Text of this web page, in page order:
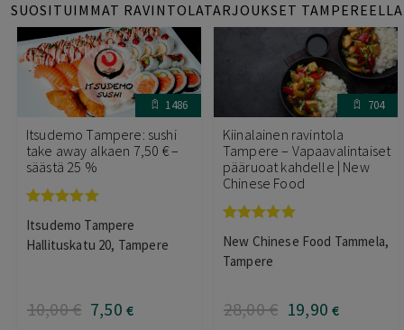
SUOSITUIMMAT RAVINTOLATARJOUKSET TAMPEREELLA
1486
Itsudemo Tampere: sushi
take away alkaen 7,50 € –
säästä 25 %
tuotteesta:
5.00/ 5
Itsudemo Tampere
Hallituskatu 20, Tampere
10,00€ 7,50 €
704
Kiinalainen ravintola
Tampere – Vapaavalintaiset
pääruoat kahdelle | New
Chinese Food
tuotteesta:
5.00/ 5
New Chinese Food Tammela,
Tampere
28,00€ 19,90 €